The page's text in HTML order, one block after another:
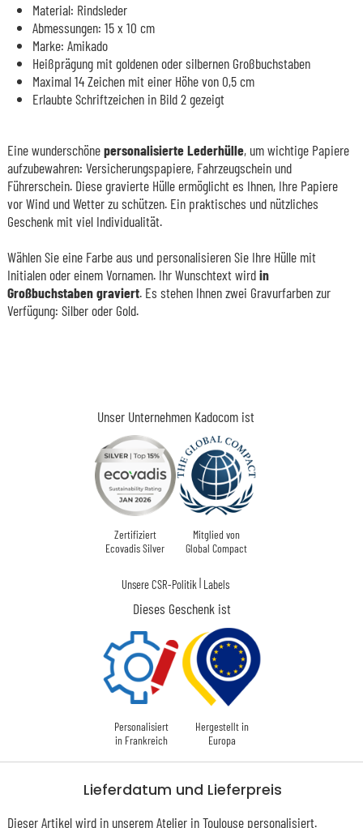
Material: Rindsleder
Abmessungen: 15 x 10 cm
Marke: Amikado
Heißprägung mit goldenen oder silbernen Großbuchstaben
Maximal 14 Zeichen mit einer Höhe von 0,5 cm
Erlaubte Schriftzeichen in Bild 2 gezeigt
Unser Unternehmen Kadocom ist
Zertifiziert
Ecovadis Silver
Mitglied von
Global Compact
Unsere CSR-Politik | Labels
Dieses Geschenk ist
Personalisiert
in Frankreich
Hergestellt in
Europa
Eine wunderschönepersonalisierte Lederhülle, um wichtige Papiere
aufzubewahren: Versicherungspapiere, Fahrzeugschein und
Führerschein. Diese gravierte Hülle ermöglicht es Ihnen, Ihre Papiere
vor Wind und Wetter zu schützen. Ein praktisches und nützliches
Geschenk mit viel Individualität.
Wählen Sie eine Farbe aus und personalisieren Sie Ihre Hülle mit
Initialen oder einem Vornamen. Ihr Wunschtext wirdin
Großbuchstaben graviert. Es stehen Ihnen zwei Gravurfarben zur
Verfügung: Silber oder Gold.
Lieferdatum und Lieferpreis
Dieser Artikel wird in unserem Atelier in Toulouse personalisiert.